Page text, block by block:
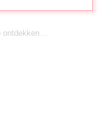
ontdekken…